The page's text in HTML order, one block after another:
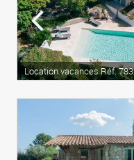
Location vacances Réf. 783